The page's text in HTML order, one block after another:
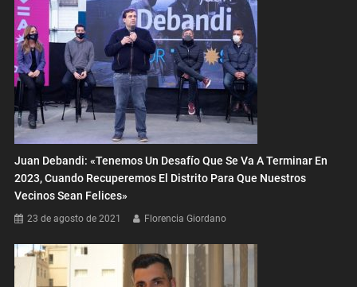
Juan Debandi: «Tenemos Un Desafío Que Se Va A Terminar En
2023, Cuando Recuperemos El Distrito Para Que Nuestros
Vecinos Sean Felices»
23 de agosto de 2021 Florencia Giordano